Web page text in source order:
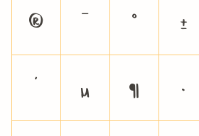
®
¯ ° ±
´
µ ¶ ·